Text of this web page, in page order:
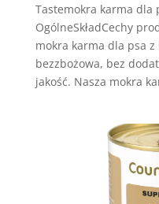
Tastemokra karma dla
OgólneSkładCechy
mokra karma dla psa
bezzbożowa, bez
jakość. Nasza mokra